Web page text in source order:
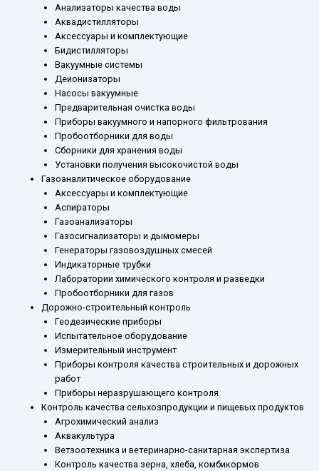
Анализаторы качества воды
Аквадистилляторы
Аксессуары и комплектующие
Бидистилляторы
Вакуумные системы
Деионизаторы
Насосы вакуумные
Предварительная очистка воды
Приборы вакуумного и напорного фильтрования
Пробоотборники для воды
Сборники для хранения воды
Установки получения высокочистой воды
Газоаналитическое оборудование
Аксессуары и комплектующие
Аспираторы
Газоанализаторы
Газосигнализаторы и дымомеры
Генераторы газовоздушных смесей
Индикаторные трубки
Лаборатории химического контроля и разведки
Пробоотборники для газов
Дорожно-строительный контроль
Геодезические приборы
Испытательное оборудование
Измерительный инструмент
Приборы контроля качества строительных и дорожных
работ
Приборы неразрушающего контроля
Контроль качества сельхозпродукции и пищевых продуктов
Агрохимический анализ
Аквакультура
Ветзоотехника и ветеринарно-санитарная экспертиза
Контроль качества зерна, хлеба, комбикормов